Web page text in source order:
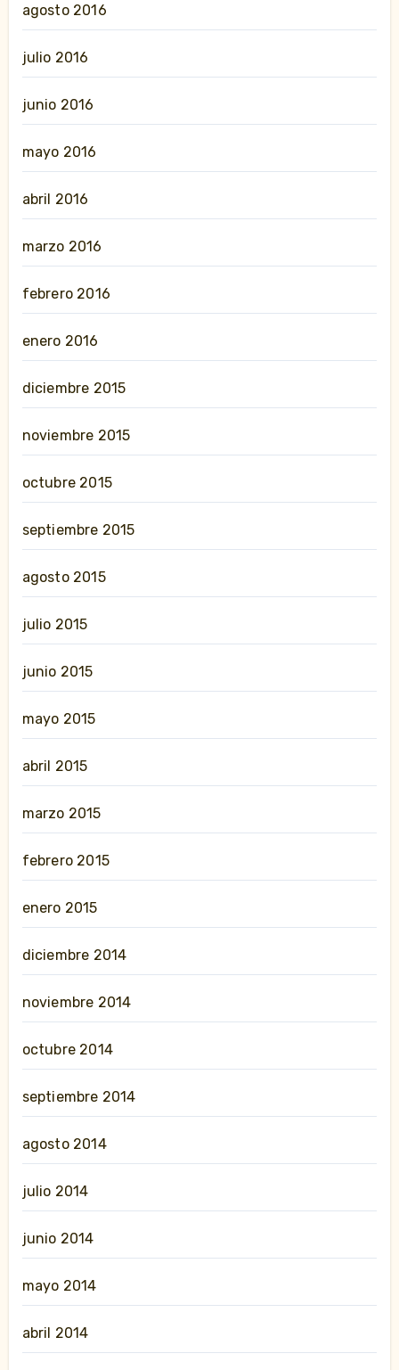
agosto 2016
julio 2016
junio 2016
mayo 2016
abril 2016
marzo 2016
febrero 2016
enero 2016
diciembre 2015
noviembre 2015
octubre 2015
septiembre 2015
agosto 2015
julio 2015
junio 2015
mayo 2015
abril 2015
marzo 2015
febrero 2015
enero 2015
diciembre 2014
noviembre 2014
octubre 2014
septiembre 2014
agosto 2014
julio 2014
junio 2014
mayo 2014
abril 2014